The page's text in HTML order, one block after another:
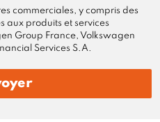
commerciales, y compris des
aux produits et services
Group France, Volkswagen
Services S.A.